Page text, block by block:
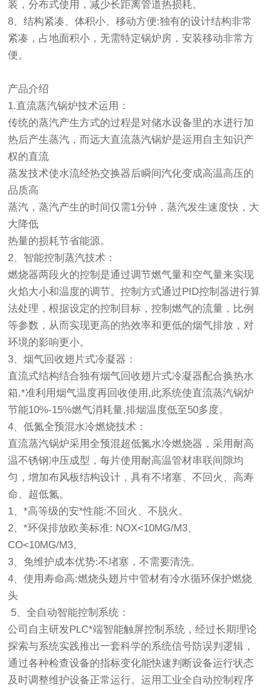
装，分布式使用，减少长距离管道热损耗。
8、结构紧凑、体积小、移动方便:独有的设计结构非常
紧凑，占地面积小，无需特定锅炉房，安装移动非常方
便。
产品介绍
1.直流蒸汽锅炉技术运用：
传统的蒸汽产生方式的过程是对储水设备里的水进行加
热后产生蒸汽，而远大直流蒸汽锅炉是运用自主知识产
权的直流
蒸发技术使水流经热交换器后瞬间汽化变成高温高压的
品质高
蒸汽，蒸汽产生的时间仅需1分钟，蒸汽发生速度快，大
大降低
热量的损耗节省能源。
2、智能控制蒸汽技术：
燃烧器两段火的控制是通过调节燃气量和空气量来实现
火焰大小和温度的调节。控制方式通过PID控制器进行算
法处理，根据设定的控制目标，控制燃气的流量，比例
等参数，从而实现更高的热效率和更低的烟气排放，对
环境的影响更小。
3、烟气回收翅片式冷凝器：
直流式结构结合独有烟气回收翅片式冷凝器配合换热水
箱,*准利用烟气温度再回收使用,此系统使直流蒸汽锅炉
节能10%-15%燃气消耗量,排烟温度低至50多度。
4、低氮全预混水冷燃烧技术：
直流蒸汽锅炉采用全预混超低氮水冷燃烧器，采用耐高
温不锈钢冲压成型，每片使用耐高温管材串联间隙均
匀，增加布风板结构设计，具有不堵塞、不回火、高寿
命、超低氮。
1、*高等级的安*性能:不回火、不脱火。
2、*环保排放欧美标准: NOX<10MG/M3、
CO<10MG/M3。
3、免维护成本优势:不堵塞，不需要清洗。
4、使用寿命高:燃烧头翅片中管材有冷水循环保护燃烧
头
5、全自动智能控制系统：
公司自主研发PLC*端智能触屏控制系统，经过长期理论
探索与系统实践推出一套科学的系统信号防误判逻辑，
通过各种检查设备的指标变化能快速判断设备运行状态
及时调整维护设备正常运行。运用工业全自动控制程序